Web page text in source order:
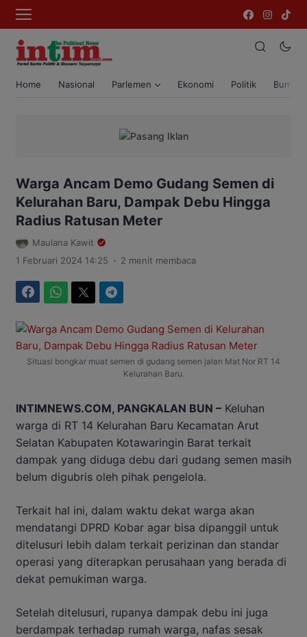
Home Nasional Parlemen Ekonomi Politik Bumi
Warga Ancam Demo Gudang Semen di
Kelurahan Baru, Dampak Debu Hingga
Radius Ratusan Meter
Maulana Kawit
1 Februari 2024 14:25 . 2 menit membaca
Situasi bongkar muat semen di gudang semen jalan Mat Nor RT 14
Kelurahan Baru.
INTIMNEWS.COM, PANGKALAN BUN – Keluhan
warga di RT 14 Kelurahan Baru Kecamatan Arut
Selatan Kabupaten Kotawaringin Barat terkait
dampak yang diduga debu dari gudang semen masih
belum digubris oleh pihak pengelola.
Terkait hal ini, dalam waktu dekat warga akan
mendatangi DPRD Kobar agar bisa dipanggil untuk
ditelusuri lebih dalam terkait perizinan dan standar
operasi yang diterapkan perusahaan yang berada di
dekat pemukiman warga.
Setelah ditelusuri, rupanya dampak debu ini juga
berdampak terhadap rumah warga, nafas sesak